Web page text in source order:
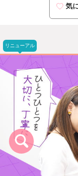
気
リニューアル